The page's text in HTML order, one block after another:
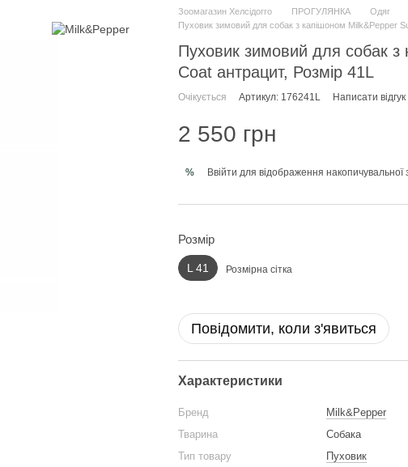
Зоомагазин Хелсідогго ПРОГУЛЯНКА Одяг
Пуховик зимовий для собак з капішоном Milk&Pepper
Пуховик зимовий для собак
Coat антрацит, Розмір 41L
Очікується Артикул: 176241L Написати відгук
2 550 грн
% Ввійти для відображення накопичувальної
Розмір
L 41 Розмірна сітка
Повідомити, коли з'явиться
Характеристики
Бренд
Milk&Pepper
Тварина
Собака
Тип товару
Пуховик